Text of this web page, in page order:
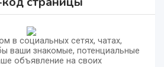
в социальных сетях, чатах,
ваши знакомые, потенциальные
объявление на своих